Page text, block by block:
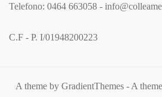
Telefono: 0464 663058 -
C.F - P. I/01948200223
A theme by GradientThemes - A